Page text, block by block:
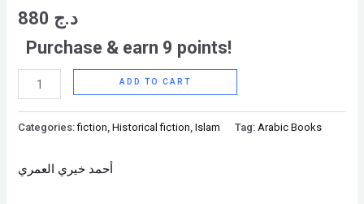
د.ج
Purchase & earn 9 points!
ADD TO CART
Categories:fiction,Historical fiction,Islam Tag:Arabic Books
أحمد خيري العمري